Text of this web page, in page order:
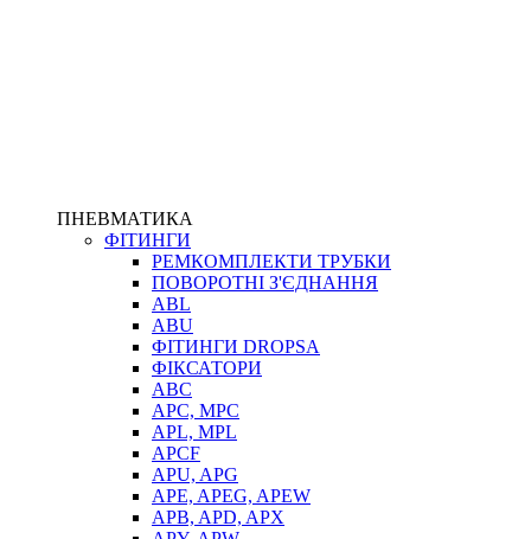
ПНЕВМАТИКА
ФІТИНГИ
РЕМКОМПЛЕКТИ ТРУБКИ
ПОВОРОТНІ З'ЄДНАННЯ
ABL
ABU
ФІТИНГИ DROPSA
ФІКСАТОРИ
ABC
APC, MPC
APL, MPL
APCF
APU, APG
APE, APEG, APEW
APB, APD, APX